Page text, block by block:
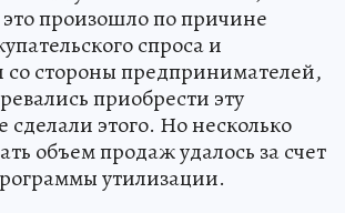
это произошло по причине
спроса и
со стороны предпринимателей,
приобрести эту
сделали этого. Но несколько
объем продаж удалось за счет
утилизации.